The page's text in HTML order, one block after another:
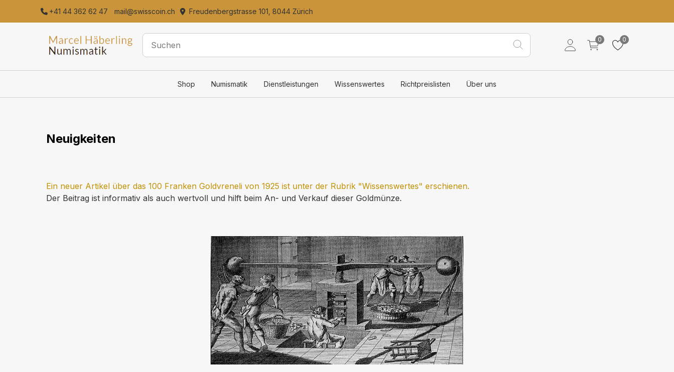
+41 44 362 62 47 mail@swisscoin.ch Freudenbergstrasse 101, 8044 Zürich
0
0
Shop Numismatik Dienstleistungen Wissenswertes Richtpreislisten Über uns
Neuigkeiten
Ein neuer Artikel über das 100 Franken Goldvreneli von 1925 ist unter der Rubrik "Wissenswertes" erschienen.
Der Beitrag ist informativ als auch wertvoll und hilft beim An- und Verkauf dieser Goldmünze.